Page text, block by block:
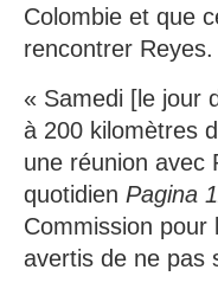
Colombie et que
rencontrer Reyes.
« Samedi [le jour
à 200 kilomètres
une réunion avec
quotidien Pagina
Commission pour
avertis de ne pas